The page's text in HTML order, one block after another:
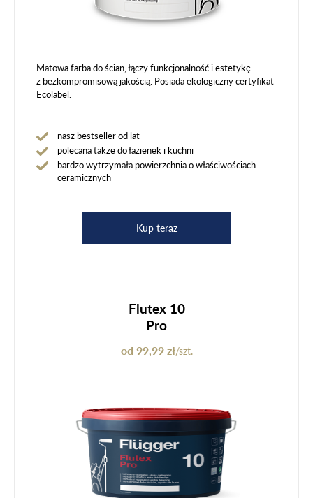
Matowa farba do ścian, łączy funkcjonalność i estetykę
z bezkompromisową jakością. Posiada ekologiczny certyfikat
Ecolabel.
nasz bestseller od lat
polecana także do łazienek i kuchni
bardzo wytrzymała powierzchnia o właściwościach
ceramicznych
Kup teraz
Flutex 10
Pro
od 99,99 zł/szt.